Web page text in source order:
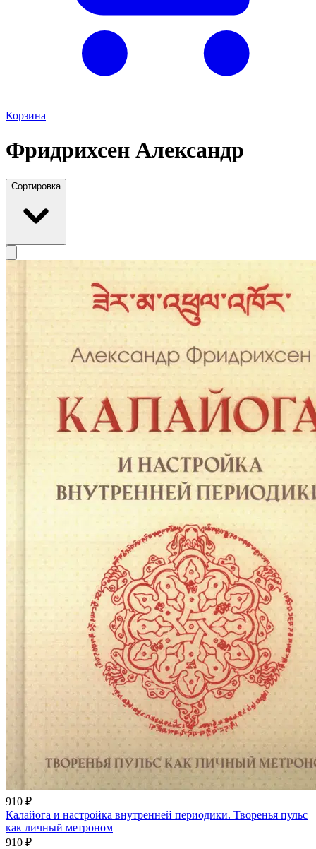
Корзина
Фридрихсен Александр
Сортировка
910 ₽
Калайога и настройка внутренней периодики. Творенья пульс
как личный метроном
910 ₽